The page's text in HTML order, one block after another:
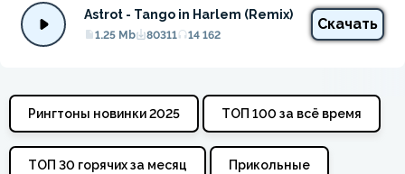
Astrot - Tango in Harlem (Remix)
1.25 Mb 80311 14 162
Скачать
Рингтоны новинки 2025 ТОП 100 за всё время
ТОП 30 горячих за месяц Прикольные